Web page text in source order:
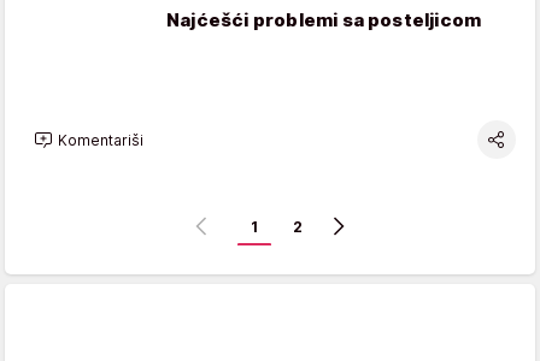
Najćešći problemi sa posteljicom
Komentariši
1 2